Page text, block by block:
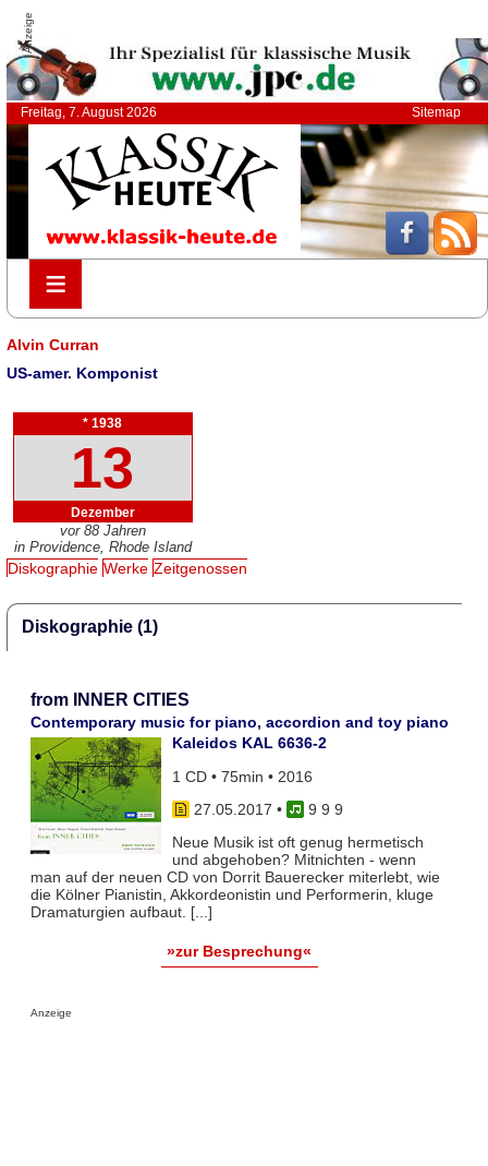
Anzeige
Freitag, 7. August 2026 Sitemap
≡
≡
Alvin Curran
US-amer. Komponist
* 1938
13
Dezember
vor 88 Jahren
in Providence, Rhode Island
Diskographie Werke Zeitgenossen
Diskographie (1)
from INNER CITIES
Contemporary music for piano, accordion and toy piano
Kaleidos KAL 6636-2
1 CD • 75min • 2016
27.05.2017 •
9 9 9
Neue Musik ist oft genug hermetisch
und abgehoben? Mitnichten - wenn
man auf der neuen CD von Dorrit Bauerecker miterlebt, wie
die Kölner Pianistin, Akkordeonistin und Performerin, kluge
Dramaturgien aufbaut. [...]
»zur Besprechung«
Anzeige